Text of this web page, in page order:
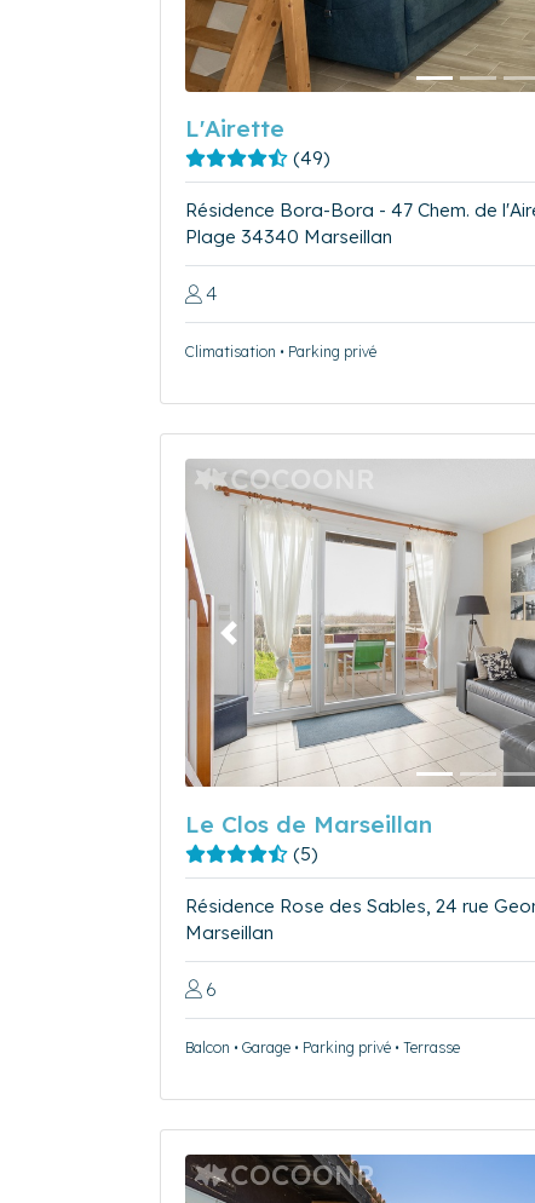
L'Airette
(49)
Résidence Bora-Bora - 47 Chem. de
Plage 34340 Marseillan
4
Climatisation • Parking privé
Précédent
Le Clos de Marseillan
(5)
Résidence Rose des Sables, 24 rue
Marseillan
6
Balcon • Garage • Parking privé • Terrasse